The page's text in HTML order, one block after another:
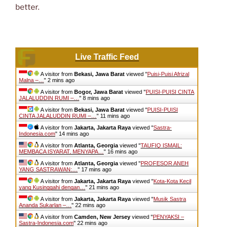
better.
Live Traffic Feed
A visitor from Bekasi, Jawa Barat viewed "Puisi-Puisi Afrizal
Malna –… " 2 mins ago
A visitor from Bogor, Jawa Barat viewed "PUISI-PUISI CINTA
JALALUDDIN RUMI –… " 8 mins ago
A visitor from Bekasi, Jawa Barat viewed "PUISI-PUISI
CINTA JALALUDDIN RUMI –… " 11 mins ago
A visitor from Jakarta, Jakarta Raya viewed "Sastra-
Indonesia.com" 14 mins ago
A visitor from Atlanta, Georgia viewed "TAUFIQ ISMAIL:
MEMBACA ISYARAT, MENYAPA… " 16 mins ago
A visitor from Atlanta, Georgia viewed "PROFESOR ANEH
YANG SASTRAWAN:… " 17 mins ago
A visitor from Jakarta, Jakarta Raya viewed "Kota-Kota Kecil
yang Kusinggahi dengan… " 21 mins ago
A visitor from Jakarta, Jakarta Raya viewed "Musik Sastra
Ananda Sukarlan –… " 22 mins ago
A visitor from Camden, New Jersey viewed "PENYAKSI –
Sastra-Indonesia.com" 22 mins ago